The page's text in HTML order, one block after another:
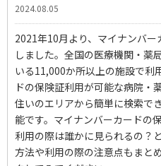
2024.08.05
2021年10月より、マイナンバ
しました。全国の医療機関・薬
いる11,000か所以上の施設で利
ドの保険証利用が可能な病院・
住いのエリアから簡単に検索で
能です。マイナンバーカードの
利用の際は誰かに見られるの？
方法や利用の際の注意点もまと